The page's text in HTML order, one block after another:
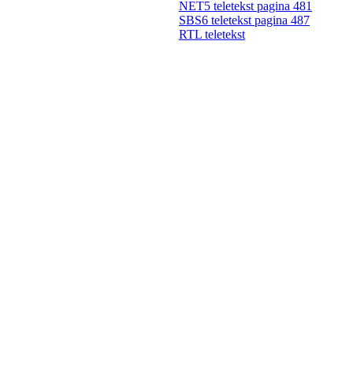
NET5 teletekst pagina 481
SBS6 teletekst pagina 487
RTL teletekst